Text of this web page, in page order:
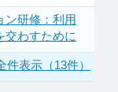
ン研修：利用
交わすために
件表示（13件）